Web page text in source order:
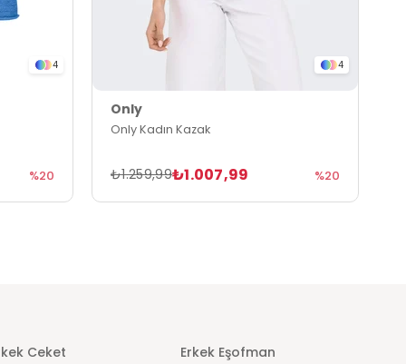
4
%20
4
Only
Only Kadın Kazak
₺1.007,99
₺1.259,99 %20
Ceket
Erkek Eşofman